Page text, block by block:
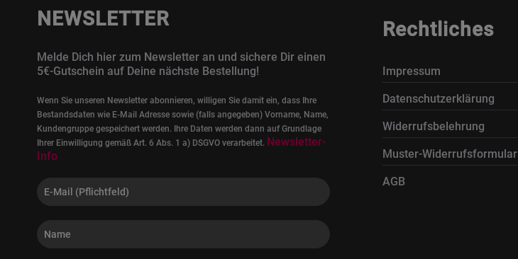
NEWSLETTER
Melde Dich hier zum Newsletter an und sichere Dir einen
5€-Gutschein auf Deine nächste Bestellung!
Wenn Sie unseren Newsletter abonnieren, willigen Sie damit ein, dass Ihre
Bestandsdaten wie E-Mail Adresse sowie (falls angegeben) Vorname, Name,
Kundengruppe gespeichert werden. Ihre Daten werden dann auf Grundlage
Ihrer Einwilligung gemäß Art. 6 Abs. 1 a) DSGVO verarbeitet. Newsletter-
Info
Rechtliches
Impressum
Datenschutzerklärung
Widerrufsbelehrung
Muster-Widerrufsformular
AGB